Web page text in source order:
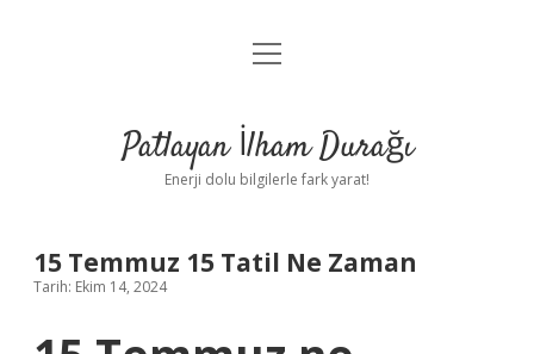
Anasayfa
Yasal Uyarı
menüyü
Patlayan İlham Durağı
Enerji dolu bilgilerle fark yarat!
15 Temmuz 15 Tatil Ne Zaman
Tarih: Ekim 14, 2024